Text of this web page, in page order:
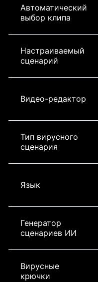
Автоматический
выбор клипа
Настраиваемый
сценарий
Видео-редактор
Тип вирусного
сценария
Язык
Генератор
сценариев ИИ
Вирусные
крючки